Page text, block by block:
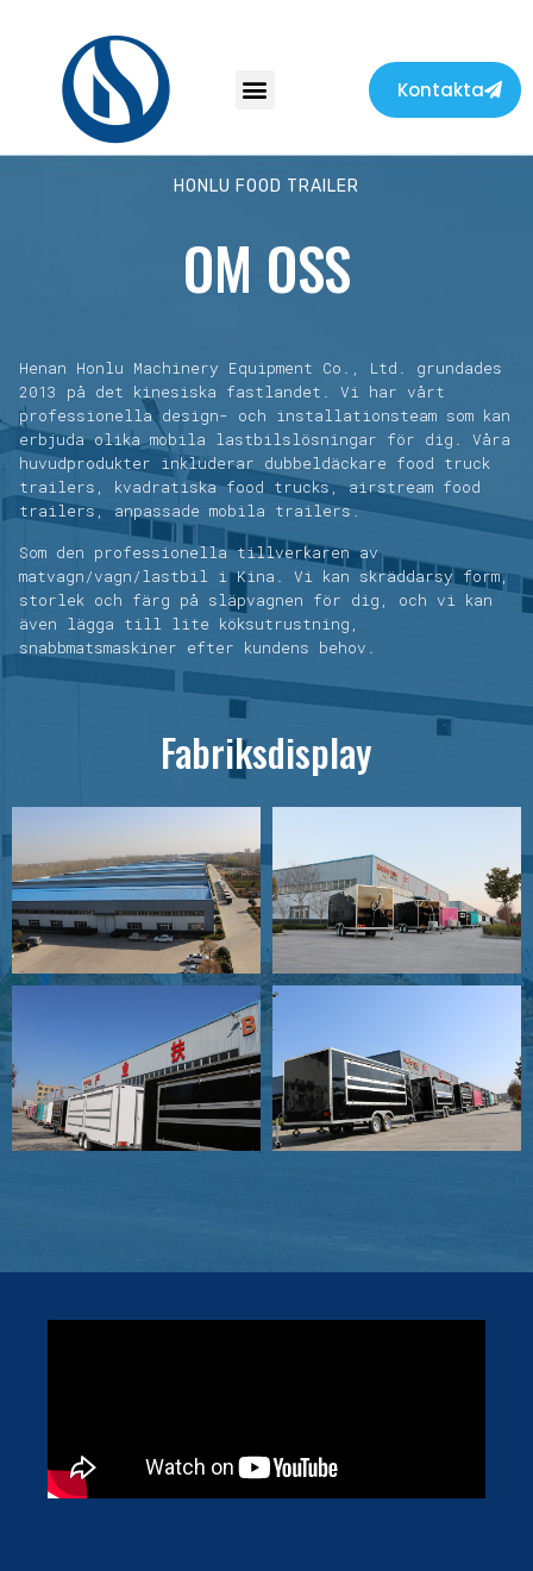
Kontakta
HONLU FOOD TRAILER
OM OSS
Henan Honlu Machinery Equipment Co., Ltd. grundades
2013 på det kinesiska fastlandet. Vi har vårt
professionella design- och installationsteam som kan
erbjuda olika mobila lastbilslösningar för dig. Våra
huvudprodukter inkluderar dubbeldäckare food truck
trailers, kvadratiska food trucks, airstream food
trailers, anpassade mobila trailers.
Som den professionella tillverkaren av
matvagn/vagn/lastbil i Kina. Vi kan skräddarsy form,
storlek och färg på släpvagnen för dig, och vi kan
även lägga till lite köksutrustning,
snabbmatsmaskiner efter kundens behov.
Fabriksdisplay